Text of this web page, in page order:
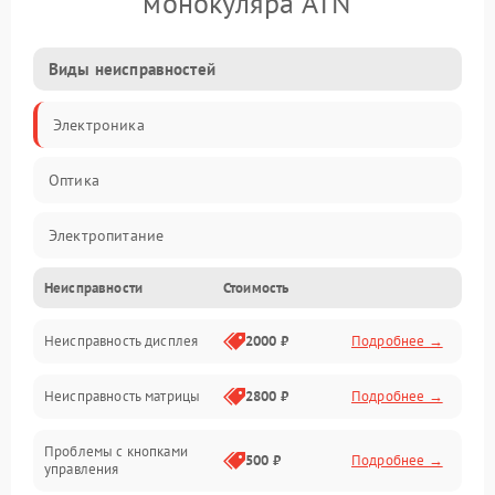
Виды неисправностей
Электроника
Оптика
Электропитание
Видео
ПО
Управление
Механические повреждения
Неисправности Стоимость
Неисправность дисплея 2000 ₽ Подробнее →
Неисправность матрицы 2800 ₽ Подробнее →
Проблемы с кнопками
управления
500 ₽ Подробнее →